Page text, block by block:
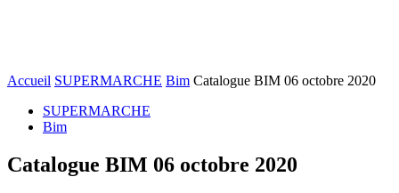
Accueil SUPERMARCHE Bim Catalogue BIM 06 octobre 2020
SUPERMARCHE
Bim
Catalogue BIM 06 octobre 2020